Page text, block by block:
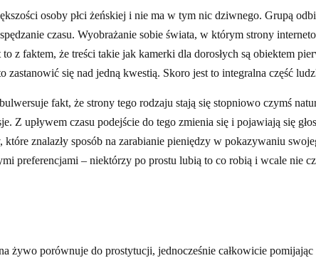
osoby płci żeńskiej i nie ma w tym nic dziwnego. Grupą
czasu. Wyobrażanie sobie świata, w którym strony
z faktem, że treści takie jak kamerki dla dorosłych są obiektem
zastanowić się nad jedną kwestią. Skoro jest to integralna część
fakt, że strony tego rodzaju stają się stopniowo czymś
Z upływem czasu podejście do tego zmienia się i pojawiają się
znalazły sposób na zarabianie pieniędzy w pokazywaniu
preferencjami – niektórzy po prostu lubią to co robią i wcale nie
żywo porównuje do prostytucji, jednocześnie całkowicie